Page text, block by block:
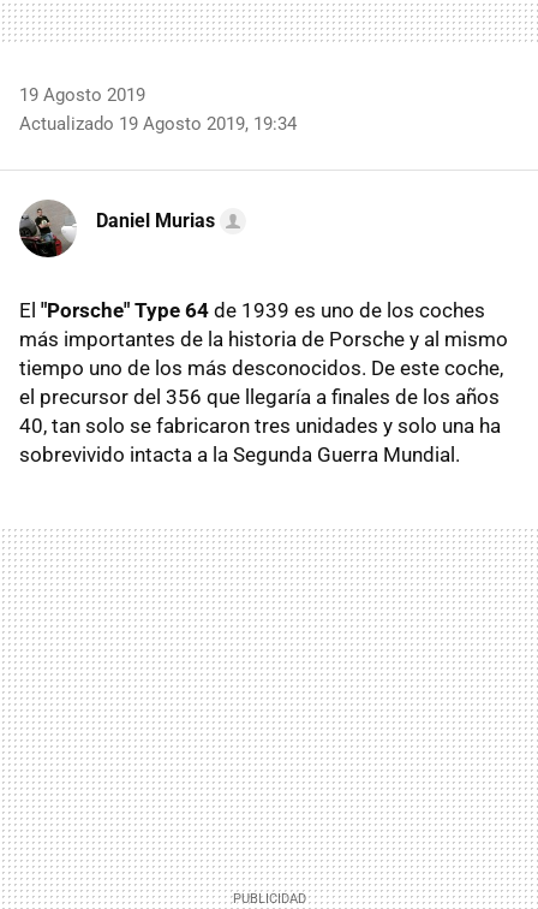
19 Agosto 2019
Actualizado 19 Agosto 2019, 19:34
Daniel Murias
El "Porsche" Type 64 de 1939 es uno de los coches
más importantes de la historia de Porsche y al mismo
tiempo uno de los más desconocidos. De este coche,
el precursor del 356 que llegaría a finales de los años
40, tan solo se fabricaron tres unidades y solo una ha
sobrevivido intacta a la Segunda Guerra Mundial.